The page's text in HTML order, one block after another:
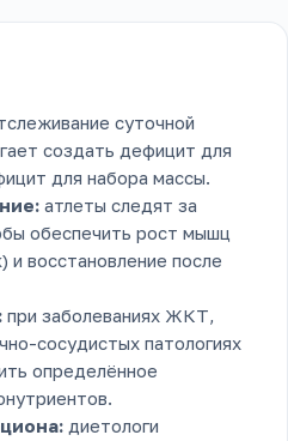
суточной
создать дефицит для
для набора массы.
атлеты следят за
обеспечить рост мышц
и восстановление после
при заболеваниях ЖКТ,
сосудистых патологиях
определённое
диетологи